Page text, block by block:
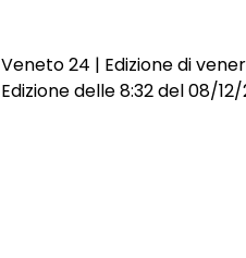
Veneto 24 | Edizione di
Edizione delle 8:32 del 08/